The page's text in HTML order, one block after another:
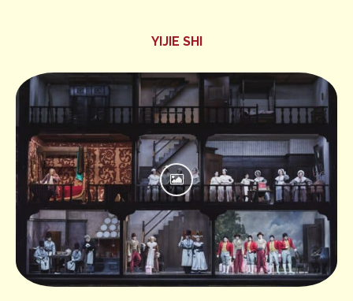
YIJIE SHI